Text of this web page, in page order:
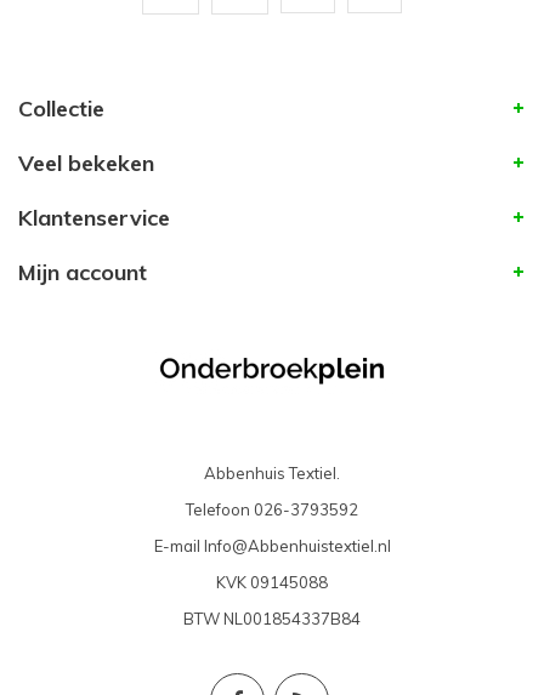
Collectie
Veel bekeken
Klantenservice
Mijn account
Abbenhuis Textiel.
Telefoon 026-3793592
E-mail Info@Abbenhuistextiel.nl
KVK 09145088
BTWNL001854337B84